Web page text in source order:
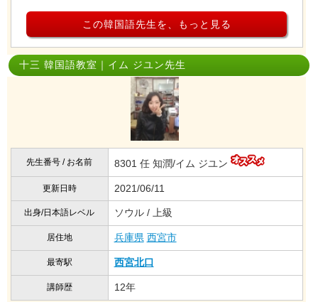
この韓国語先生を、もっと見る
十三 韓国語教室｜イム ジユン先生
先生番号 / お名前 8301 任 知潤/イム ジユン
更新日時 2021/06/11
出身/日本語レベル ソウル / 上級
居住地 兵庫県 西宮市
最寄駅 西宮北口
講師歴 12年